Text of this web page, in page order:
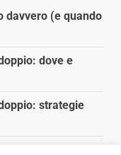
davvero (e quando
dove e
strategie